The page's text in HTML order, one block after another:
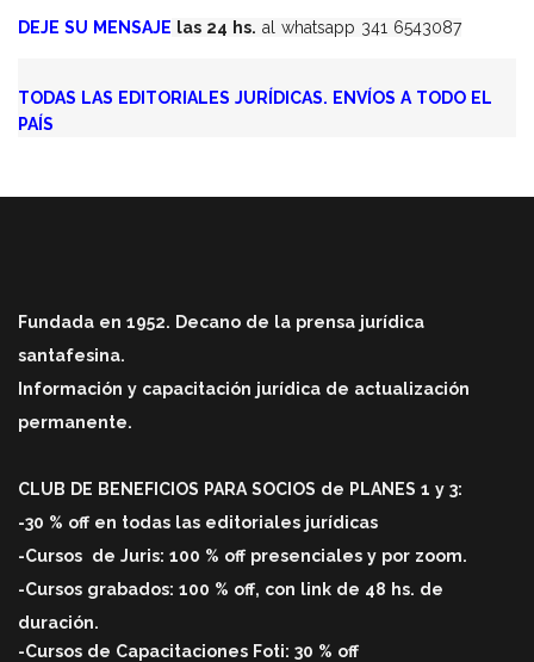
DEJE SU MENSAJE las 24 hs. al whatsapp 341 6543087
TODAS LAS EDITORIALES JURÍDICAS. ENVÍOS A TODO EL
PAÍS
Fundada en 1952. Decano de la prensa jurídica
santafesina.
Información y capacitación jurídica de actualización
permanente.
CLUB DE BENEFICIOS PARA SOCIOS de PLANES 1 y 3:
-30 % off en todas las editoriales jurídicas
-Cursos de Juris: 100 % off presenciales y por zoom.
-Cursos grabados: 100 % off, con link de 48 hs. de
duración.
-Cursos de Capacitaciones Foti: 30 % off